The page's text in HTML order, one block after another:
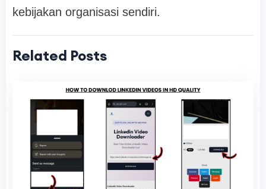
kebijakan organisasi sendiri.
Related Posts